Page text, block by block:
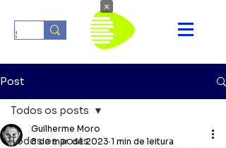
Post
Todos os posts
Todos os posts
Guilherme Moro
8 de mar. de 2023 1 min de leitura
×